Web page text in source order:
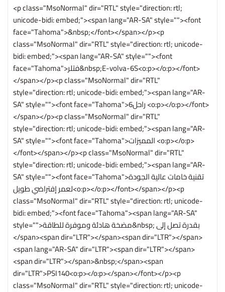
<p class="MsoNormal" dir="RTL" style="direction: rtl;
unicode-bidi: embed;"><span lang="AR-SA" style=""><font
face="Tahoma">&nbsp;</font></span></p><p
class="MsoNormal" dir="RTL" style="direction: rtl; unicode-
bidi: embed;"><span lang="AR-SA" style=""><font
face="Tahoma">فتلر&nbsp;E-volva-6S<o:p></o:p></font>
</span></p><p class="MsoNormal" dir="RTL"
style="direction: rtl; unicode-bidi: embed;"><span lang="AR-
SA" style=""><font face="Tahoma">6راحل <o:p></o:p></font>
</span></p><p class="MsoNormal" dir="RTL"
style="direction: rtl; unicode-bidi: embed;"><span lang="AR-
SA" style=""><font face="Tahoma">المميزات <o:p></o:p>
</font></span></p><p class="MsoNormal" dir="RTL"
style="direction: rtl; unicode-bidi: embed;"><span lang="AR-
SA" style=""><font face="Tahoma">تقنية خامات عالية الجودة
لعمر إفتراضي طويل<o:p></o:p></font></span></p><p
class="MsoNormal" dir="RTL" style="direction: rtl; unicode-
bidi: embed;"><font face="Tahoma"><span lang="AR-SA"
style="">مضخة هادئة وموفرة للطاقة&nbsp; بقدرة تصل إلى
</span><span dir="LTR"></span><span dir="LTR"></span>
<span lang="AR-SA" dir="LTR"><span dir="LTR"></span>
<span dir="LTR"></span>&nbsp;</span><span
dir="LTR">PSI140<o:p></o:p></span></font></p><p
class="MsoNormal" dir="RTL" style="direction: rtl; unicode-